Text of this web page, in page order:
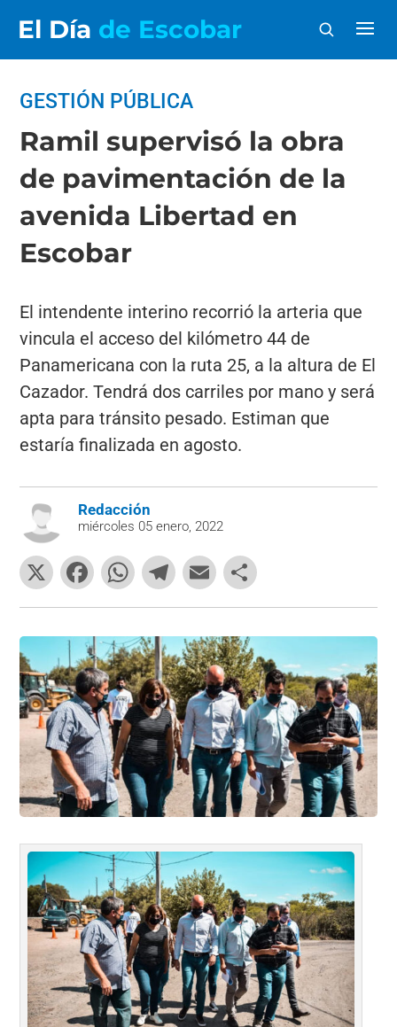
El Día de Escobar
GESTIÓN PÚBLICA
Ramil supervisó la obra
de pavimentación de la
avenida Libertad en
Escobar
El intendente interino recorrió la arteria que
vincula el acceso del kilómetro 44 de
Panamericana con la ruta 25, a la altura de El
Cazador. Tendrá dos carriles por mano y será
apta para tránsito pesado. Estiman que
estaría finalizada en agosto.
Redacción
miércoles 05 enero, 2022
X
F
a
c
e
b
o
o
k
W
h
at
s
A
p
p
T
el
e
gr
a
m
E
m
ai
l
o
m
p
ar
tir